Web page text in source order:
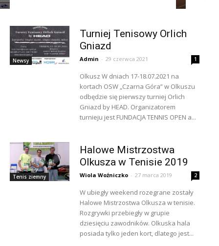
Newsy
Turniej Tenisowy Orlich
Gniazd
Admin - 29 czerwca 2021 1
Olkusz W dniach 17-18.07.2021 na
kortach OSW „Czarna Góra” w Olkuszu
odbędzie się pierwszy turniej Orlich
Gniazd by HEAD. Organizatorem
turnieju jest FUNDACJA TENNIS OPEN a...
Tenis ziemny
Halowe Mistrzostwa
Olkusza w Tenisie 2019
Wiola Woźniczko - 27 marca 2019 2
W ubiegły weekend rozegrane zostały
Halowe Mistrzostwa Olkusza w tenisie.
Rozgrywki przebiegły w grupie
dziesięciu zawodników. Olkuska hala
posiada tylko jeden kort, dlatego jest...